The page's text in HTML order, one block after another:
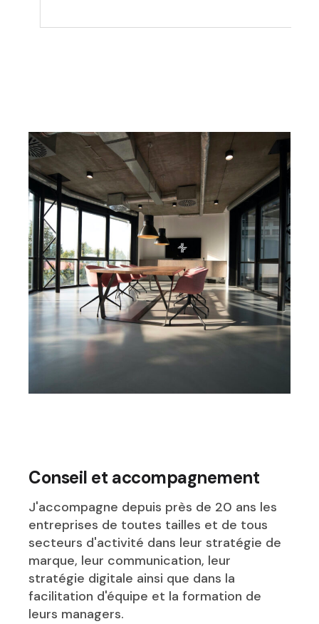
Conseil et accompagnement
J'accompagne depuis près de 20 ans les
entreprises de toutes tailles et de tous
secteurs d'activité dans leur stratégie de
marque, leur communication, leur
stratégie digitale ainsi que dans la
facilitation d'équipe et la formation de
leurs managers.